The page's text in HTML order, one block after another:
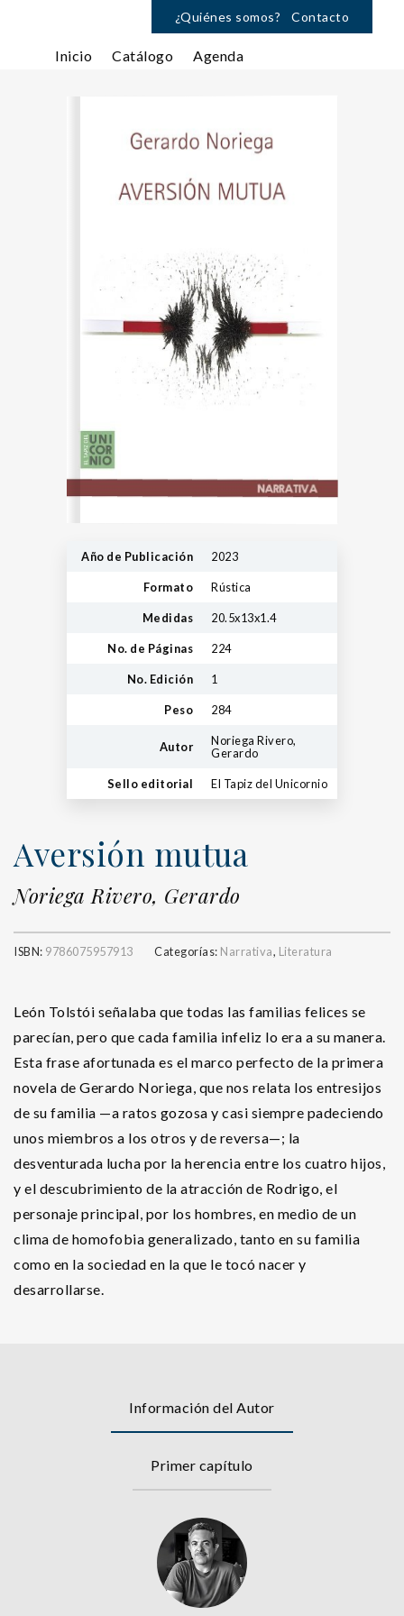
¿Quiénes somos? Contacto
Inicio Catálogo Agenda
Año de Publicación 2023
Formato Rústica
Medidas 20.5x13x1.4
No. de Páginas 224
No. Edición 1
Peso 284
Autor
Noriega Rivero,
Gerardo
Sello editorial El Tapiz del Unicornio
Aversión mutua
Noriega Rivero, Gerardo
ISBN: 9786075957913 Categorías: Narrativa, Literatura
León Tolstói señalaba que todas las familias felices se
parecían, pero que cada familia infeliz lo era a su manera.
Esta frase afortunada es el marco perfecto de la primera
novela de Gerardo Noriega, que nos relata los entresijos
de su familia —a ratos gozosa y casi siempre padeciendo
unos miembros a los otros y de reversa—; la
desventurada lucha por la herencia entre los cuatro hijos,
y el descubrimiento de la atracción de Rodrigo, el
personaje principal, por los hombres, en medio de un
clima de homofobia generalizado, tanto en su familia
como en la sociedad en la que le tocó nacer y
desarrollarse.
Información del Autor
Primer capítulo